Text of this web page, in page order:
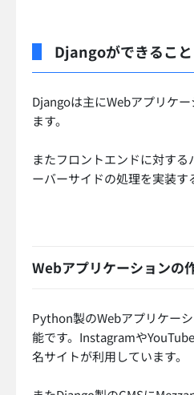
Djangoができること
Djangoは主にWebアプリケ
ます。
またフロントエンドに対す
ーバーサイドの処理を実装す
Webアプリケーションの
Python製のWebアプリケー
能です。Instagramや
名サイトが利用しています。